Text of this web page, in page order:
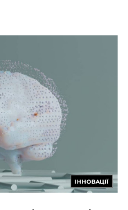
ІННОВАЦІЇ